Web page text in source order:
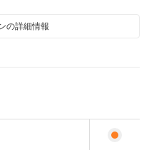
の詳細情報